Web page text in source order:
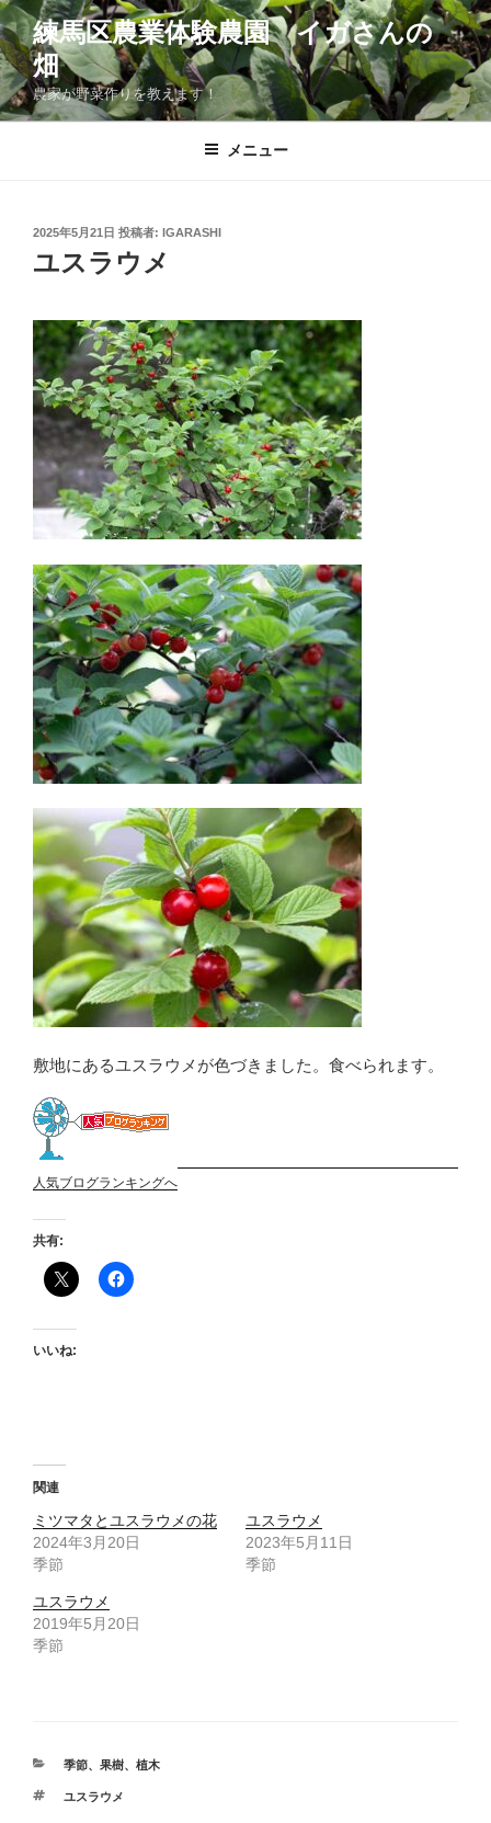
コ
ン
テ
ン
ツ
練馬区農業体験農園 イガさんの
畑
農家が野菜作りを教えます！
メニュー
投
日:
2025年5月21日 投稿者: IGARASHI
ユスラウメ
敷地にあるユスラウメが色づきました。食べられます。
人気ブログランキングへ
共有:
いいね:
関連
ミツマタとユスラウメの花
2024年3月20日
季節
ユスラウメ
2023年5月11日
季節
ユスラウメ
2019年5月20日
季節
カ
ゴ
季節、 果樹、 植木
タ
ユスラウメ